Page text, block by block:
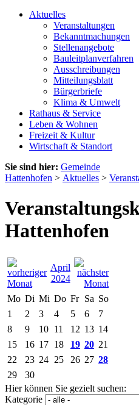
Aktuelles
Veranstaltungen
Bekanntmachungen
Stellenangebote
Bauleitplanverfahren
Ausschreibungen
Mitteilungsblatt
Bürgerbriefe
Klima & Umwelt
Rathaus & Service
Leben & Wohnen
Freizeit & Kultur
Wirtschaft & Standort
Sie sind hier: Gemeinde
Hattenhofen > Aktuelles >
Hattenhofen
April
2024
Mo Di Mi Do Fr Sa So
1
2 3 4 5 6
7
8
9 10 11 12 13 14
15
16 17 18 19 20 21
22
23 24 25 26 27 28
29
30
Hier können Sie gezielt suchen:
Kategorie